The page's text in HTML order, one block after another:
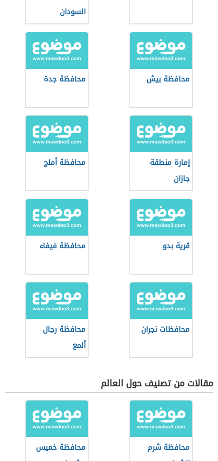
السودان
محافظة بيش محافظة جدة
إمارة منطقة
جازان
محافظة أملج
قرية بدو محافظة فيفاء
محافظات نجران
محافظة رجال
ألمع
مقالات من تصنيف حول العالم
محافظة شرم
محافظة خميس